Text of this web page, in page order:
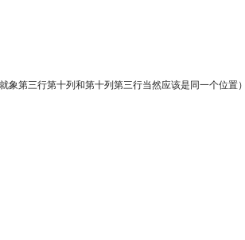
第三行第十列和第十列第三行当然应该是同一个位置）